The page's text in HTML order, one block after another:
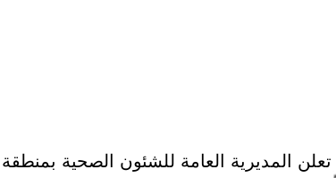
تعلن المديرية العامة للشئون الصحية بمنطقة